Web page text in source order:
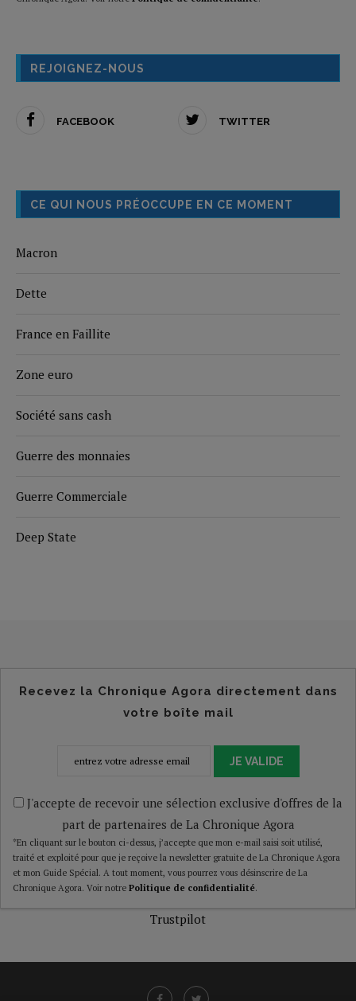
REJOIGNEZ-NOUS
FACEBOOK TWITTER
CE QUI NOUS PRÉOCCUPE EN CE MOMENT
Macron
Dette
France en Faillite
Zone euro
Société sans cash
Guerre des monnaies
Guerre Commerciale
Deep State
Recevez la Chronique Agora directement dans
votre boîte mail
JE VALIDE
J'accepte de recevoir une sélection exclusive d'offres de la
part de partenaires de La Chronique Agora
*En cliquant sur le bouton ci-dessus, j’accepte que mon e-mail saisi soit utilisé,
traité et exploité pour que je reçoive la newsletter gratuite de La Chronique Agora
et mon Guide Spécial. A tout moment, vous pourrez vous désinscrire de La
Chronique Agora. Voir notre Politique de confidentialité.
Trustpilot